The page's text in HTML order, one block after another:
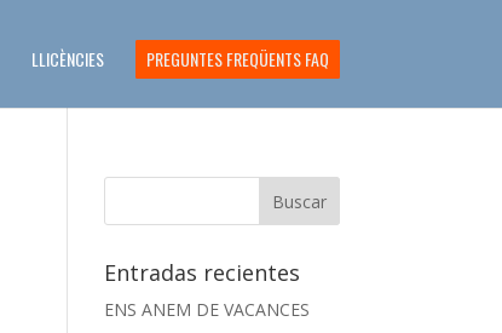
LLICÈNCIES PREGUNTES FREQÜENTS FAQ
Entradas recientes
ENS ANEM DE VACANCES